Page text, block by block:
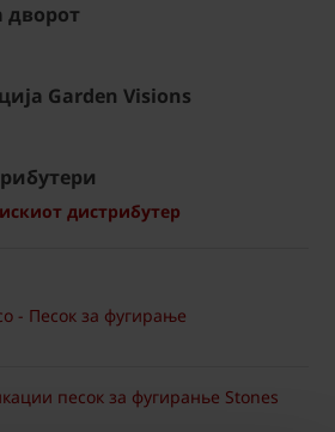
дворот
Garden Visions
дистрибутер
- Песок за фугирање
песок за фугиранье Stones